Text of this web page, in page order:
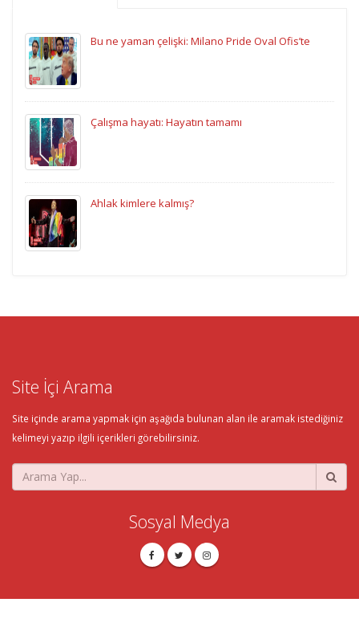
Bu ne yaman çelişki: Milano Pride Oval Ofis’te
Çalışma hayatı: Hayatın tamamı
Ahlak kimlere kalmış?
Site İçi Arama
Site içinde arama yapmak için aşağıda bulunan alan ile aramak istediğiniz
kelimeyi yazıp ilgili içerikleri görebilirsiniz.
Sosyal Medya